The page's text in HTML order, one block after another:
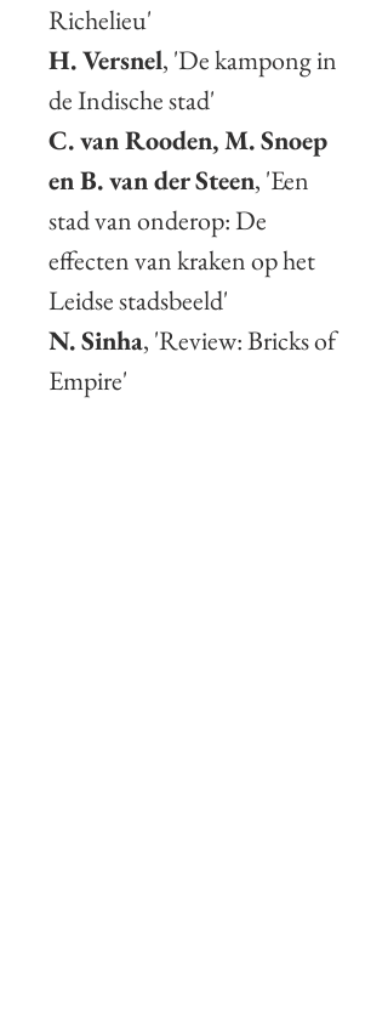
Richelieu'
H. Versnel, 'De kampong in
de Indische stad'
C. van Rooden, M. Snoep
en B. van der Steen, 'Een
stad van onderop: De
effecten van kraken op het
Leidse stadsbeeld'
N. Sinha, 'Review: Bricks of
Empire'